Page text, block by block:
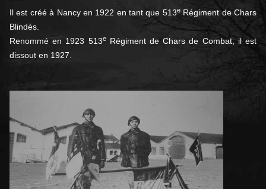
Il est créé à Nancy en 1922 en tant que 513eRégiment de Chars
Blindés.
Renommé en 1923 513eRégiment de Chars de Combat, il est
dissout en 1927